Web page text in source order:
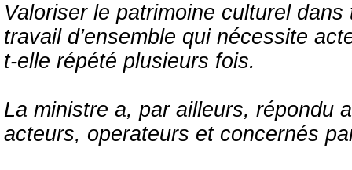
Valoriser le patrimoine culturel
travail d’ensemble qui nécessite
t-elle répété plusieurs fois.
La ministre a, par ailleurs, répondu
acteurs, operateurs et concernés